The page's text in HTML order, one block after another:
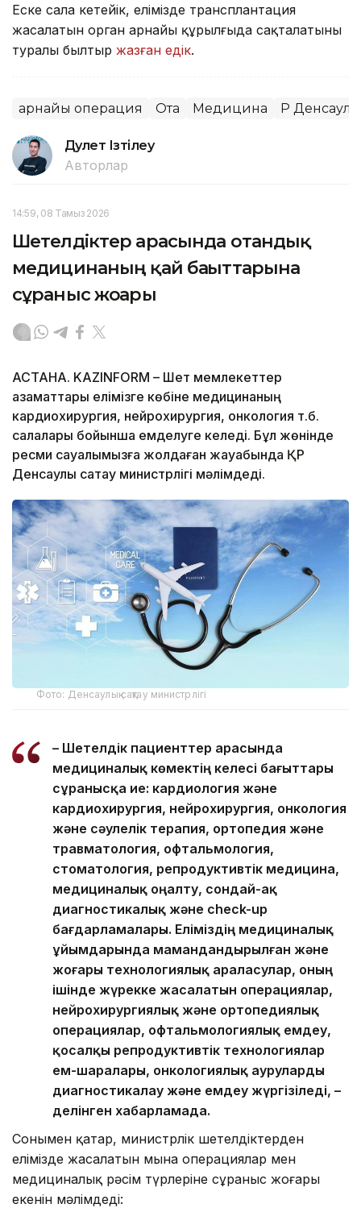
Еске сала кетейік, елімізде трансплантация
жасалатын орган арнайы құрылғыда сақталатыны
туралы былтыр жазған едік.
арнайы операция Ота Медицина ҚР
Дәулет Ізтілеу
Авторлар
14:59, 08 Тамыз 2026
Шетелдіктер арасында отандық
медицинаның қай бағыттарына
сұраныс жоғары
АСТАНА. KAZINFORM – Шет мемлекеттер
азаматтары елімізге көбіне медицинаның
кардиохирургия, нейрохирургия, онкология т.б.
салалары бойынша емделуге келеді. Бұл жөнінде
ресми сауалымызға жолдаған жауабында ҚР
Денсаулық сақтау министрлігі мәлімдеді.
Фото: Денсаулық сақтау министрлігі
– Шетелдік пациенттер арасында
медициналық көмектің келесі бағыттары
сұранысқа ие: кардиология және
кардиохирургия, нейрохирургия, онкология
және сәулелік терапия, ортопедия және
травматология, офтальмология,
стоматология, репродуктивтік медицина,
медициналық оңалту, сондай-ақ
диагностикалық және check-up
бағдарламалары. Еліміздің медициналық
ұйымдарында мамандандырылған және
жоғары технологиялық араласулар, оның
ішінде жүрекке жасалатын операциялар,
нейрохирургиялық және ортопедиялық
операциялар, офтальмологиялық емдеу,
қосалқы репродуктивтік технологиялар
ем-шаралары, онкологиялық ауруларды
диагностикалау және емдеу жүргізіледі, –
делінген хабарламада.
Сонымен қатар, министрлік шетелдіктерден
елімізде жасалатын мына операциялар мен
медициналық рәсім түрлеріне сұраныс жоғары
екенін мәлімдеді: